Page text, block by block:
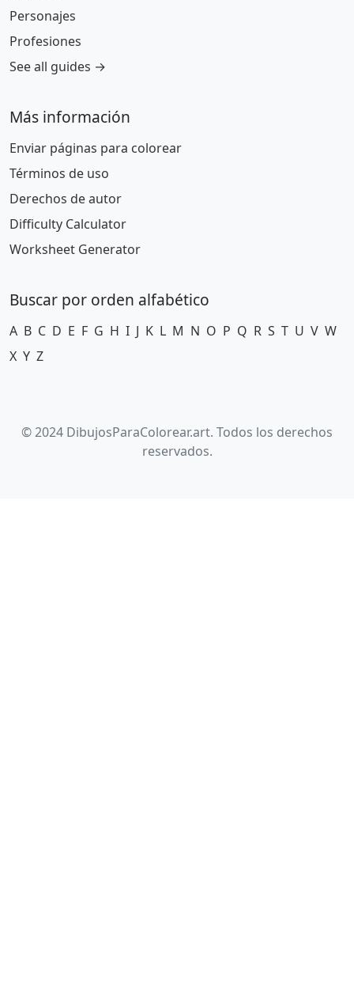
Personajes
Profesiones
See all guides →
Más información
Enviar páginas para colorear
Términos de uso
Derechos de autor
Difficulty Calculator
Worksheet Generator
Buscar por orden alfabético
A B C D E F G H I J K L M N O P Q R S T U V W
X Y Z
© 2024 DibujosParaColorear.art. Todos los derechos
reservados.